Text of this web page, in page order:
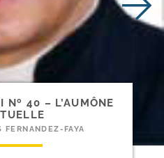
Nº 40 – L’AUMÔNE
FERNANDEZ-FAYA